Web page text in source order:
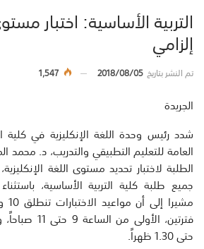
التربية الأساسية: اختبار
إلزامي
تم النشر بتاريخ2018/08/05
1,547
الجريدة
شدد رئيس وحدة اللغة الإنكليزية في كلية
العامة للتعليم التطبيقي والتدريب، د.
الطلبة لاختبار تحديد مستوى اللغة
جميع طلبة كلية التربية الأساسية،
حتى 1.30 ظهراً.